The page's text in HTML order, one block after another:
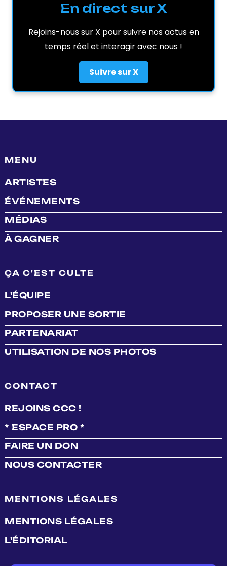
En direct sur X
Rejoins-nous sur X pour suivre nos actus en
temps réel et interagir avec nous !
Suivre sur X
MENU
ARTISTES
ÉVÉNEMENTS
MÉDIAS
À GAGNER
ÇA C'EST CULTE
L'ÉQUIPE
PROPOSER UNE SORTIE
PARTENARIAT
UTILISATION DE NOS PHOTOS
CONTACT
REJOINS CCC !
* ESPACE PRO *
FAIRE UN DON
NOUS CONTACTER
MENTIONS LÉGALES
MENTIONS LÉGALES
L'ÉDITORIAL